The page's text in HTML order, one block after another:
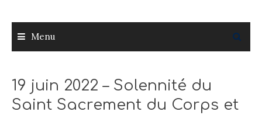
Menu
19 juin 2022 – Solennité du
Saint Sacrement du Corps et